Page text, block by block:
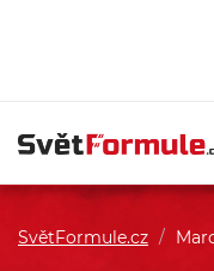
SvětFormule.cz /